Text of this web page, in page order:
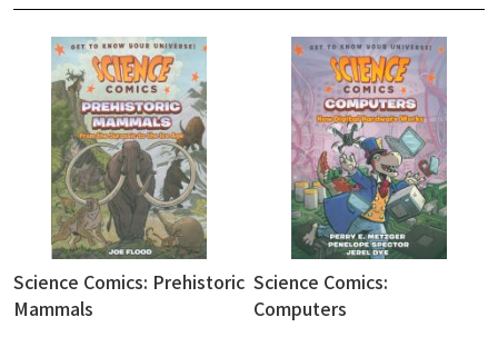
Science Comics: Prehistoric
Mammals
Science Comics:
Computers